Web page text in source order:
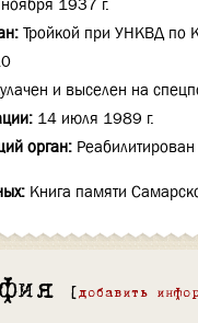
1937 г.
Тройкой при УНКВД по
и выселен на
14 июля 1989 г.
орган:
Книга памяти
[ добавить